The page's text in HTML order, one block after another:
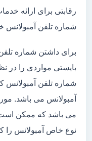
رقابتی برای ارائه
شماره تلفن
برای داشتن شماره
بایستی مواردی را در
شماره تلفن آمبولانس
آمبولانس می باشد.
می باشد که ممکن است
نوع خاص آمبولانس را